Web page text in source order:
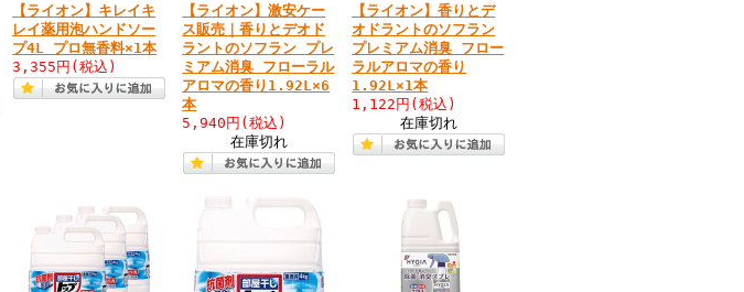
【ライオン】キレイキ
レイ薬用泡ハンドソー
プ4L プロ無香料×1本
3,355円 (税込)
【ライオン】激安ケー
ス販売｜香りとデオド
ラントのソフラン プレ
ミアム消臭 フローラル
アロマの香り1.92L×6
本
5,940円 (税込)
在庫切れ
【ライオン】香りとデ
オドラントのソフラン
プレミアム消臭 フロー
ラルアロマの香り
1.92L×1本
1,122円 (税込)
在庫切れ